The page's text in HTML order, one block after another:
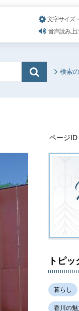
文字サイズ
音声読み上
検索
ページ
トピ
暮らし
香川の魅